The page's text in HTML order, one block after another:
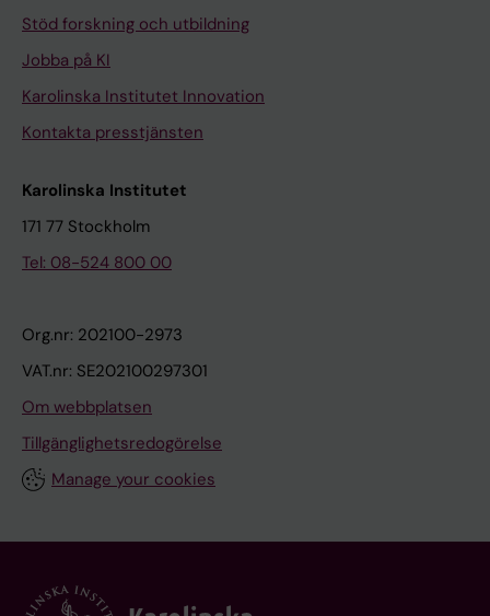
Stöd forskning och utbildning
Jobba på KI
Karolinska Institutet Innovation
Kontakta presstjänsten
Karolinska Institutet
171 77 Stockholm
Tel: 08-524 800 00
Org.nr: 202100-2973
VAT.nr: SE202100297301
Om webbplatsen
Tillgänglighetsredogörelse
Manage your cookies